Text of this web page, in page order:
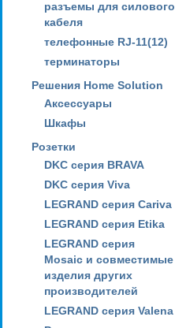
разъемы для силового
кабеля
телефонные RJ-11(12)
терминаторы
Решения Home Solution
Аксессуары
Шкафы
Розетки
DKC серия BRAVA
DKC серия Viva
LEGRAND серия Cariva
LEGRAND серия Etika
LEGRAND серия
Mosaic и совместимые
изделия других
производителей
LEGRAND серия Valena